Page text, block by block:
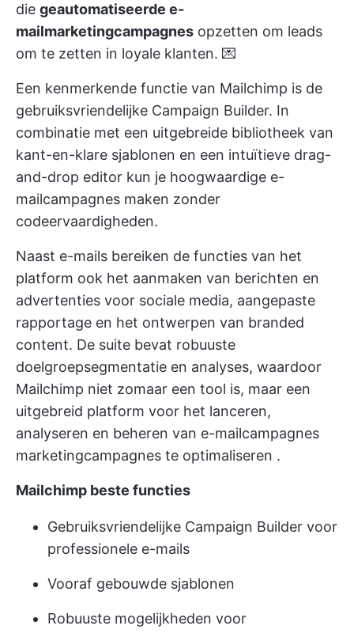
die geautomatiseerde e-
mailmarketingcampagnes opzetten om leads
om te zetten in loyale klanten. 💌
Een kenmerkende functie van Mailchimp is de
gebruiksvriendelijke Campaign Builder. In
combinatie met een uitgebreide bibliotheek van
kant-en-klare sjablonen en een intuïtieve drag-
and-drop editor kun je hoogwaardige e-
mailcampagnes maken zonder
codeervaardigheden.
Naast e-mails bereiken de functies van het
platform ook het aanmaken van berichten en
advertenties voor sociale media, aangepaste
rapportage en het ontwerpen van branded
content. De suite bevat robuuste
doelgroepsegmentatie en analyses, waardoor
Mailchimp niet zomaar een tool is, maar een
uitgebreid platform voor het lanceren,
analyseren en beheren van e-mailcampagnes
marketingcampagnes te optimaliseren .
Mailchimp beste functies
Gebruiksvriendelijke Campaign Builder voor
professionele e-mails
Vooraf gebouwde sjablonen
Robuuste mogelijkheden voor